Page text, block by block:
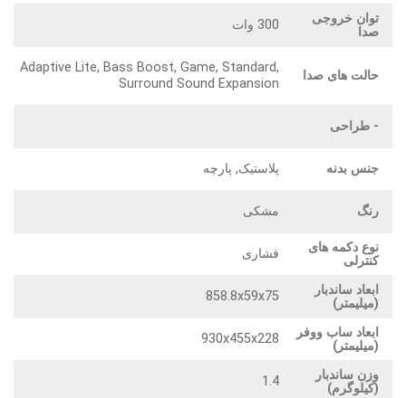
توان خروجی
صدا
300 وات
حالت های صدا
Adaptive Lite, Bass Boost, Game, Standard,
Surround Sound Expansion
- طراحی
جنس بدنه پلاستیک, پارچه
رنگ مشکی
نوع دکمه های
کنترلی
فشاری
ابعاد ساندبار
(میلیمتر)
858.8x59x75
ابعاد ساب ووفر
(میلیمتر)
930x455x228
وزن ساندبار
(کیلوگرم)
1.4